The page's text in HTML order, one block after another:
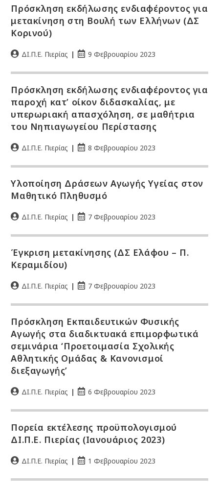
Πρόσκληση εκδήλωσης ενδιαφέροντος για
μετακίνηση στη Βουλή των Ελλήνων (ΔΣ
Κορινού)
ΔΙ.Π.Ε. Πιερίας 9 Φεβρουαρίου 2023
Πρόσκληση εκδήλωσης ενδιαφέροντος για
παροχή κατ’ οίκον διδασκαλίας, με
υπερωριακή απασχόληση, σε μαθήτρια
του Νηπιαγωγείου Περίστασης
ΔΙ.Π.Ε. Πιερίας 8 Φεβρουαρίου 2023
Υλοποίηση Δράσεων Αγωγής Υγείας στον
Μαθητικό Πληθυσμό
ΔΙ.Π.Ε. Πιερίας 7 Φεβρουαρίου 2023
Έγκριση μετακίνησης (ΔΣ Ελάφου – Π.
Κεραμιδίου)
ΔΙ.Π.Ε. Πιερίας 7 Φεβρουαρίου 2023
Πρόσκληση Εκπαιδευτικών Φυσικής
Αγωγής στα διαδικτυακά επιμορφωτικά
σεμινάρια ‘Προετοιμασία Σχολικής
Αθλητικής Ομάδας & Κανονισμοί
διεξαγωγής’
ΔΙ.Π.Ε. Πιερίας 6 Φεβρουαρίου 2023
Πορεία εκτέλεσης προϋπολογισμού
ΔΙ.Π.Ε. Πιερίας (Ιανουάριος 2023)
ΔΙ.Π.Ε. Πιερίας 1 Φεβρουαρίου 2023